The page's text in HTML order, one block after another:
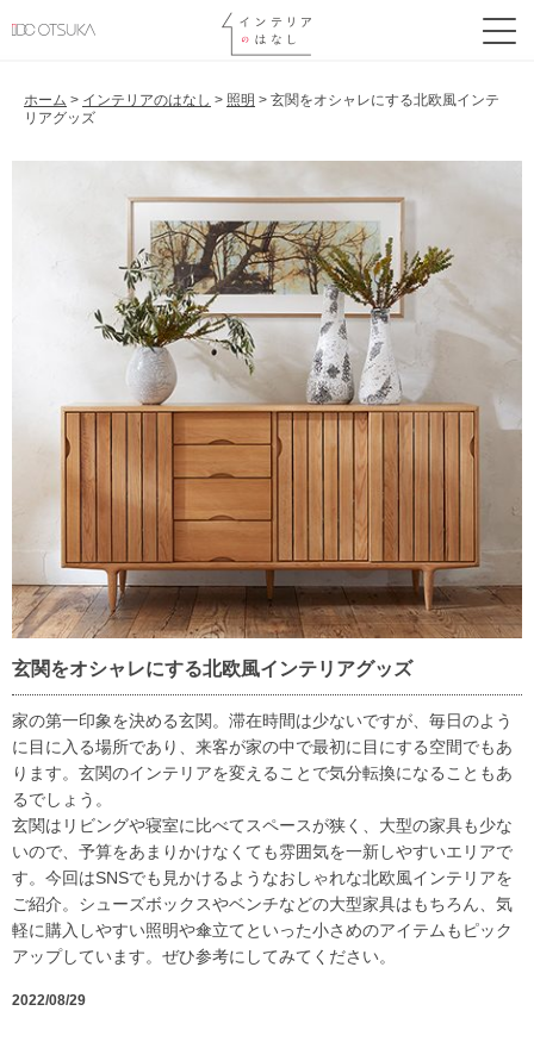
ホーム > インテリアのはなし > 照明 > 玄関をオシャレにする北欧風インテ
リアグッズ
玄関をオシャレにする北欧風インテリアグッズ
家の第一印象を決める玄関。滞在時間は少ないですが、毎日のよう
に目に入る場所であり、来客が家の中で最初に目にする空間でもあ
ります。玄関のインテリアを変えることで気分転換になることもあ
るでしょう。
玄関はリビングや寝室に比べてスペースが狭く、大型の家具も少な
いので、予算をあまりかけなくても雰囲気を一新しやすいエリアで
す。今回はSNSでも見かけるようなおしゃれな北欧風インテリアを
ご紹介。シューズボックスやベンチなどの大型家具はもちろん、気
軽に購入しやすい照明や傘立てといった小さめのアイテムもピック
アップしています。ぜひ参考にしてみてください。
2022/08/29